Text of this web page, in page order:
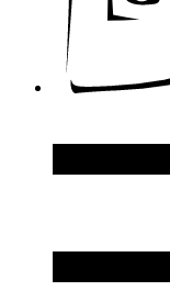
Dupont S.T.
Echosline
Elie Saab
Elizabeth Arden
Emanuel Ungaro
Emilio Pucci